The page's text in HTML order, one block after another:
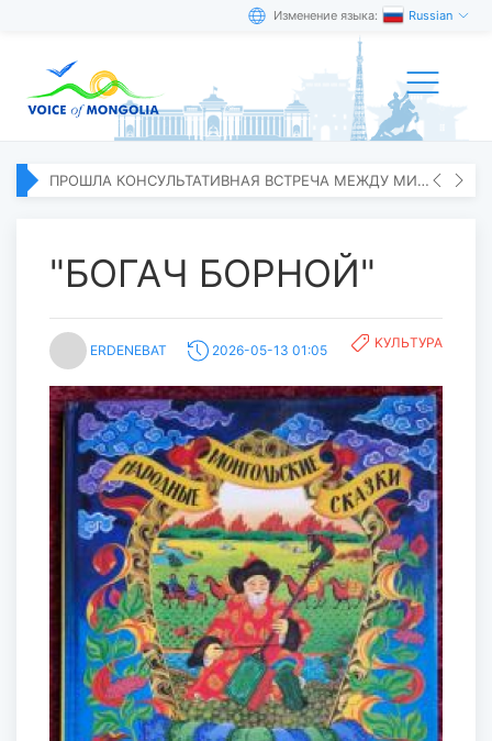
Изменение языка: Russian
ПРОШЛА КОНСУЛЬТАТИВНАЯ ВСТРЕЧА МЕЖДУ МИД МОНГОЛИИ И ЯПОНИИ
"БОГАЧ БОРНОЙ"
ERDENEBAT 2026-05-13 01:05 KУЛЬТУРА